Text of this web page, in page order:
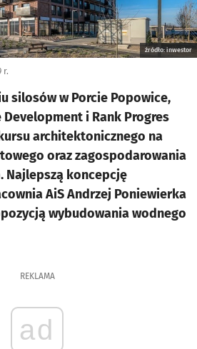
źródło: inwestor
r.
silosów w Porcie Popowice,
i Rank Progres
architektonicznego na
oraz zagospodarowania
Najlepszą koncepcję
AiS Andrzej Poniewierka
wybudowania wodnego
REKLAMA
ad